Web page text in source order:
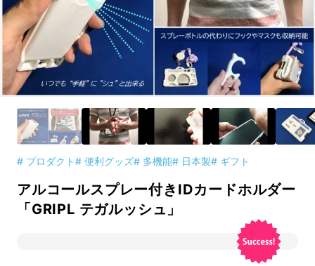
# プロダクト# 便利グッズ# 多機能# 日本製# ギフト
アルコールスプレー付きIDカードホルダー
「GRIPL テガルッシュ」